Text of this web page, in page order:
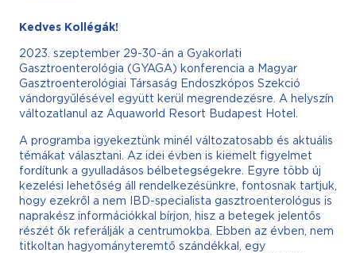
Kedves Kollégák!
2023. szeptember 29-30-án a Gyakorlati
Gasztroenterológia (GYAGA) konferencia a Magyar
Gasztroenterológiai Társaság Endoszkópos Szekció
vándorgyűlésével együtt kerül megrendezésre. A helyszín
változatlanul az Aquaworld Resort Budapest Hotel.
A programba igyekeztünk minél változatosabb és aktuális
témákat választani. Az idei évben is kiemelt figyelmet
fordítunk a gyulladásos bélbetegségekre. Egyre több új
kezelési lehetőség áll rendelkezésünkre, fontosnak tartjuk,
hogy ezekről a nem IBD-specialista gasztroenterológus is
naprakész információkkal bírjon, hisz a betegek jelentős
részét ők referálják a centrumokba. Ebben az évben, nem
titkoltan hagyományteremtő szándékkal, egy